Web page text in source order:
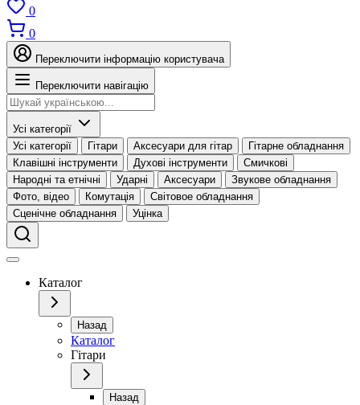
0
0
Переключити інформацію користувача
Переключити навігацію
Усі категорії
Усі категорії
Гітари Аксесуари для гітар
Гітарне обладнання
Клавішні інструменти
Духові інструменти
Смичкові
Народні та етнічні
Ударні Аксесуари
Звукове обладнання
Фото, відео
Комутація
Світовое обладнання
Сценічне обладнання
Уцінка
Каталог
Назад
Каталог
Гітари
Назад